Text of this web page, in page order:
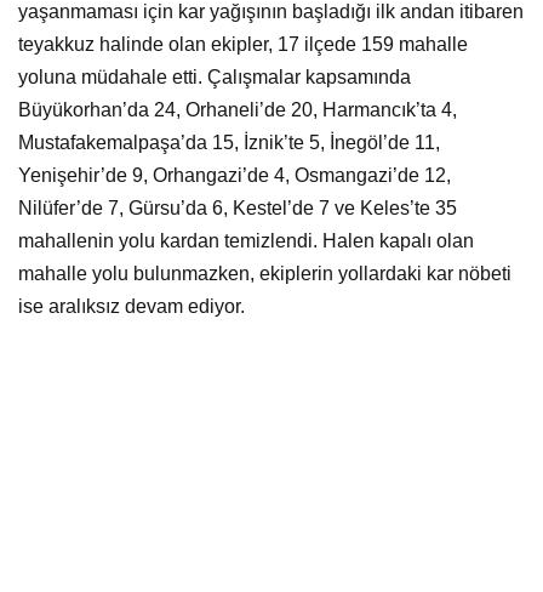
yaşanmaması için kar yağışının başladığı ilk andan itibaren
teyakkuz halinde olan ekipler, 17 ilçede 159 mahalle
yoluna müdahale etti. Çalışmalar kapsamında
Büyükorhan’da 24, Orhaneli’de 20, Harmancık’ta 4,
Mustafakemalpaşa’da 15, İznik’te 5, İnegöl’de 11,
Yenişehir’de 9, Orhangazi’de 4, Osmangazi’de 12,
Nilüfer’de 7, Gürsu’da 6, Kestel’de 7 ve Keles’te 35
mahallenin yolu kardan temizlendi. Halen kapalı olan
mahalle yolu bulunmazken, ekiplerin yollardaki kar nöbeti
ise aralıksız devam ediyor.